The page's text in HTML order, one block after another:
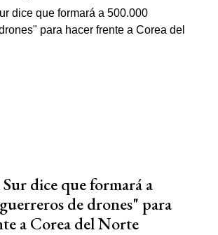
dice que formará a
de drones" para
a Corea del Norte